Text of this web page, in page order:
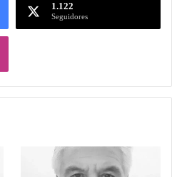
1.122
Seguidores